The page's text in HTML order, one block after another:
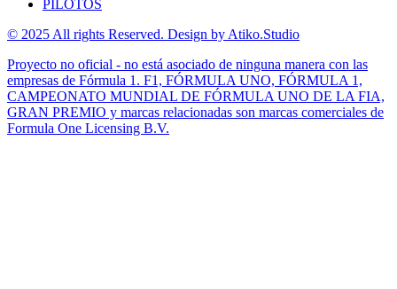
PILOTOS
© 2025 All rights Reserved. Design by Atiko.Studio
Proyecto no oficial - no está asociado de ninguna manera con las
empresas de Fórmula 1. F1, FÓRMULA UNO, FÓRMULA 1,
CAMPEONATO MUNDIAL DE FÓRMULA UNO DE LA FIA,
GRAN PREMIO y marcas relacionadas son marcas comerciales de
Formula One Licensing B.V.